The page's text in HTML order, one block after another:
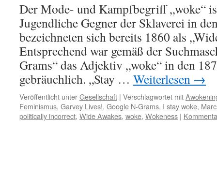
Der Mode- und Kampfbegriff „woke“
Jugendliche Gegner der Sklaverei in
bezeichneten sich bereits 1860 als
Entsprechend war gemäß der
Grams“ das Adjektiv „woke“ in den
gebräuchlich. „Stay … Weiterlesen →
Veröffentlicht unterGesellschaft | Verschlagwortet mit
Feminismus, Garvey Lives!, Google N-Grams, I stay woke,
politically incorrect, Wide Awakes, woke, Wokeness |